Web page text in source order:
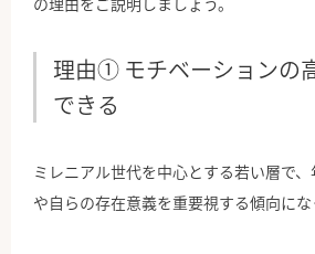
理由① モチベーションの
できる
ミレニアル世代を中心とする若い層で
や自らの存在意義を重要視する傾向にな